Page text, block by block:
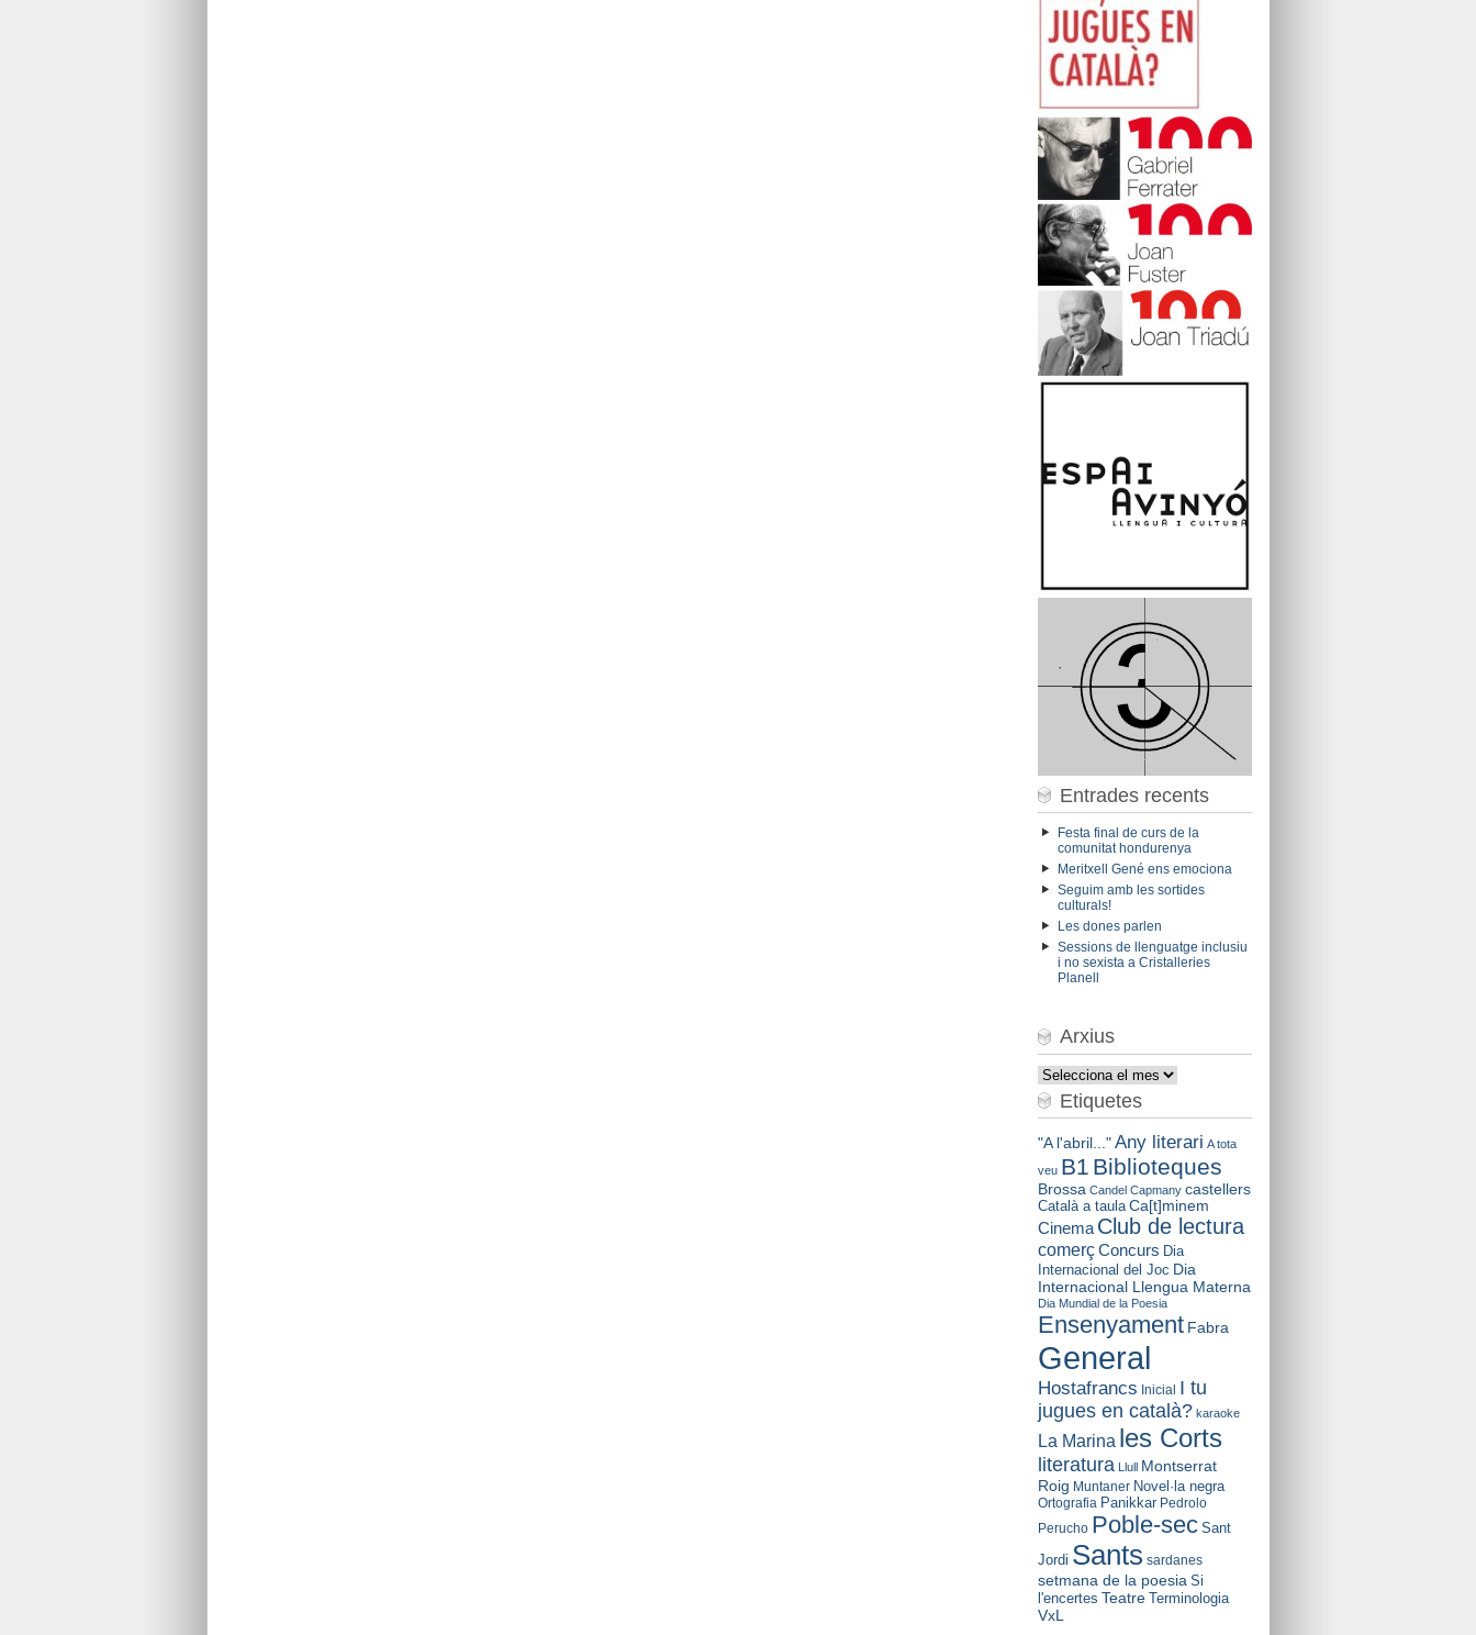
Entrades recents
Festa final de curs de la
comunitat hondurenya
Meritxell Gené ens emociona
Seguim amb les sortides
culturals!
Les dones parlen
Sessions de llenguatge inclusiu
i no sexista a Cristalleries
Planell
Arxius
Arxius
Etiquetes
"A l'abril..." Any literari A tota
veu B1 Biblioteques
Brossa Candel Capmany castellers
Català a taula Ca[t]minem
Cinema Club de lectura
comerç Concurs Dia
Internacional del Joc Dia
Internacional Llengua Materna
Dia Mundial de la Poesia
Ensenyament Fabra
General
Hostafrancs Inicial I tu
jugues en català? karaoke
La Marina les Corts
literatura Llull Montserrat
Roig Muntaner Novel·la negra
Ortografia Panikkar Pedrolo
Perucho Poble-sec Sant
Jordi Sants sardanes
setmana de la poesia Si
l'encertes Teatre Terminologia
VxL